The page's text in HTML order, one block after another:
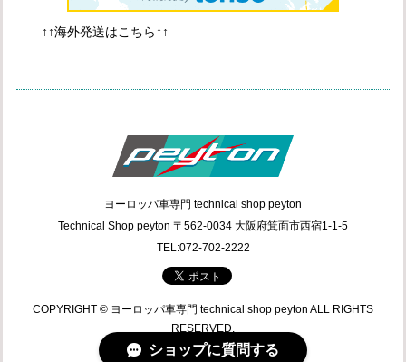
↑↑海外発送はこちら↑↑
ヨーロッパ車専門 technical shop peyton
Technical Shop peyton 〒562-0034 大阪府箕面市西宿1-1-5
TEL:072-702-2222
COPYRIGHT © ヨーロッパ車専門 technical shop peyton ALL RIGHTS
RESERVED.
ショップに質問する